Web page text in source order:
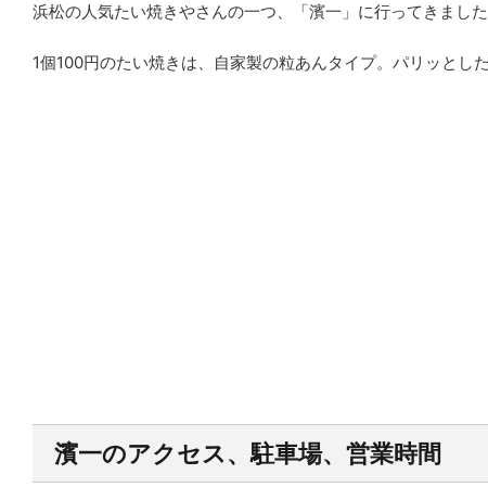
浜松の人気たい焼きやさんの一つ、「濱一」に行ってきました
1個100円のたい焼きは、自家製の粒あんタイプ。パリッとし
濱一のアクセス、駐車場、営業時間